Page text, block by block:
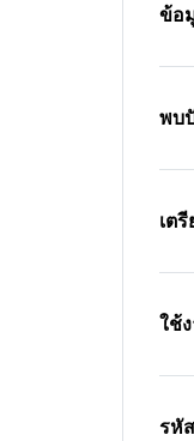
ข้อ
พบ
เต
ใช้
รหั